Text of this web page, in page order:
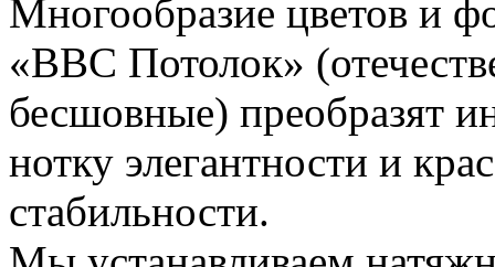
Многообразие цветов и
«ВВС Потолок»
бесшовные) преобразят
нотку элегантности и
стабильности.